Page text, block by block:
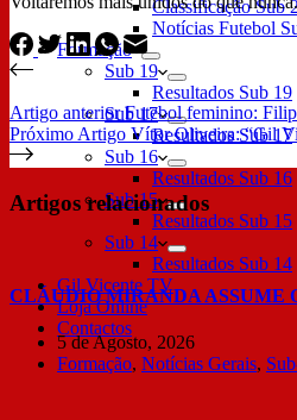
Classificação Sub
Notícias Futebol
Formação
Sub 19
Resultados Sub 19
Sub 17
Resultados Sub 17
Sub 16
Resultados Sub 16
Sub 15
Resultados Sub 15
Sub 14
Resultados Sub 14
Gil Vicente TV
Loja Online
Contactos
Artigo anteriorFutebol feminino:
Próximo Artigo Vítor Oliveira: “Gil
Artigos relacionados
CLÁUDIO MIRANDA ASSUME
5 de Agosto, 2026
Formação, Notícias Gerais,